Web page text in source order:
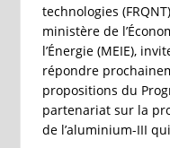
technologies
ministère de
l’Énergie (MEIE),
répondre
propositions du
partenariat sur la
de l’aluminium-III